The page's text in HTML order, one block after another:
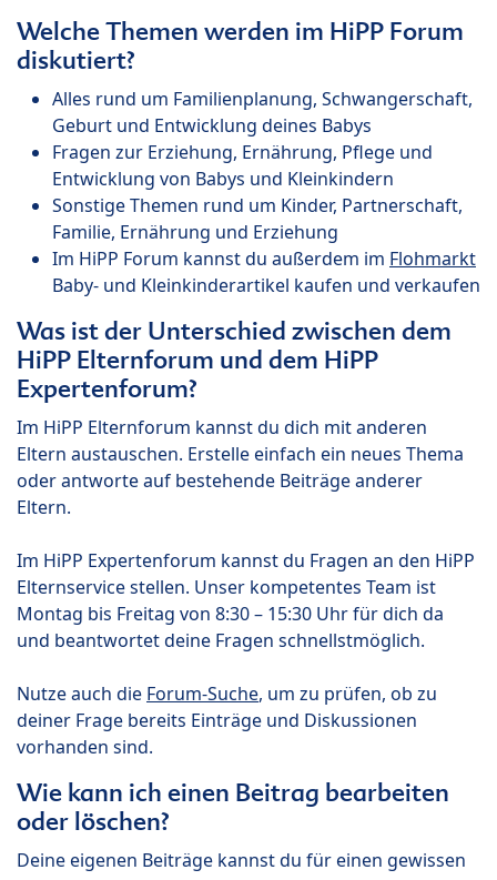
Welche Themen werden im HiPP Forum
diskutiert?
Alles rund um Familienplanung, Schwangerschaft,
Geburt und Entwicklung deines Babys
Fragen zur Erziehung, Ernährung, Pflege und
Entwicklung von Babys und Kleinkindern
Sonstige Themen rund um Kinder, Partnerschaft,
Familie, Ernährung und Erziehung
Im HiPP Forum kannst du außerdem im Flohmarkt
Baby- und Kleinkinderartikel kaufen und verkaufen
Was ist der Unterschied zwischen dem
HiPP Elternforum und dem HiPP
Expertenforum?
Im HiPP Elternforum kannst du dich mit anderen
Eltern austauschen. Erstelle einfach ein neues Thema
oder antworte auf bestehende Beiträge anderer
Eltern.
Im HiPP Expertenforum kannst du Fragen an den HiPP
Elternservice stellen. Unser kompetentes Team ist
Montag bis Freitag von 8:30 – 15:30 Uhr für dich da
und beantwortet deine Fragen schnellstmöglich.
Nutze auch die Forum-Suche, um zu prüfen, ob zu
deiner Frage bereits Einträge und Diskussionen
vorhanden sind.
Wie kann ich einen Beitrag bearbeiten
oder löschen?
Deine eigenen Beiträge kannst du für einen gewissen